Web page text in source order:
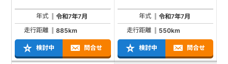
年式
令和7年7月
走行距離
885km
検討中 問合せ
年式
令和7年7月
走行距離
550km
検討中 問合せ